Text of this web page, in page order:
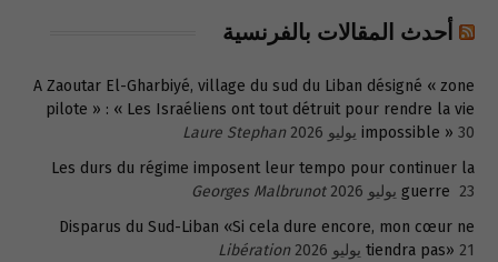
أحدث المقالات بالفرنسية
A Zaoutar El-Gharbiyé, village du sud du Liban désigné « zone
pilote » : « Les Israéliens ont tout détruit pour rendre la vie
impossible » 30 يوليو 2026
Laure Stephan
Les durs du régime imposent leur tempo pour continuer la
guerre 23 يوليو 2026
Georges Malbrunot
Disparus du Sud-Liban «Si cela dure encore, mon cœur ne
tiendra pas» 21 يوليو 2026
Libération